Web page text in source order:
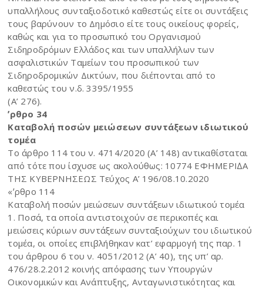
υπαλλήλους συνταξιοδοτικό καθεστώς είτε οι συντάξεις
τους βαρύνουν το Δημόσιο είτε τους οικείους φορείς,
καθώς και για το προσωπικό του Οργανισμού
Σιδηροδρόμων Ελλάδος και των υπαλλήλων των
ασφαλιστικών Ταμείων του προσωπικού των
Σιδηροδρομικών Δικτύων, που διέπονται από το
καθεστώς του ν.δ. 3395/1955
(Α’ 276).
ʼρθρο 34
Καταβολή ποσών μειώσεων συντάξεων ιδιωτικού
τομέα
Το άρθρο 114 του ν. 4714/2020 (Α’ 148) αντικαθίσταται
από τότε που ίσχυσε ως ακολούθως: 10774 ΕΦΗΜΕΡΙ∆Α
TΗΣ ΚΥΒΕΡΝΗΣΕΩΣ Τεύχος A’ 196/08.10.2020
«ʼρθρο 114
Καταβολή ποσών μειώσεων συντάξεων ιδιωτικού τομέα
1. Ποσά, τα οποία αντιστοιχούν σε περικοπές και
μειώσεις κύριων συντάξεων συνταξιούχων του ιδιωτικού
τομέα, οι οποίες επιβλήθηκαν κατ’ εφαρμογή της παρ. 1
του άρθρου 6 του ν. 4051/2012 (Α’ 40), της υπ’ αρ.
476/28.2.2012 κοινής απόφασης των Υπουργών
Οικονομικών και Ανάπτυξης, Ανταγωνιστικότητας και